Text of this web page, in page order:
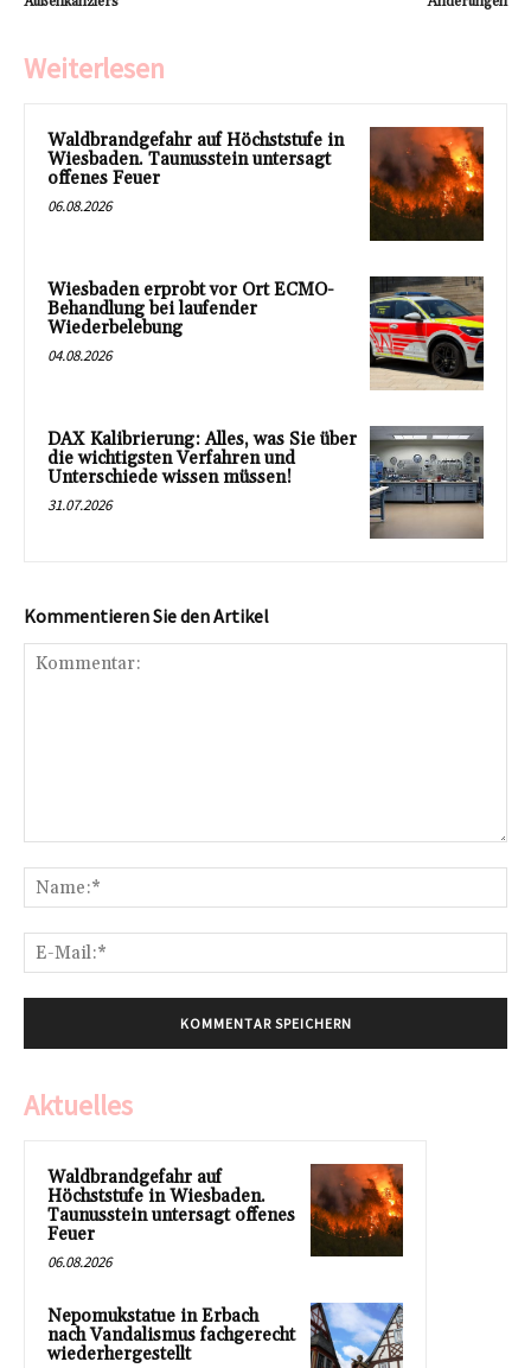
Weiterlesen
Waldbrandgefahr auf Höchststufe in
Wiesbaden. Taunusstein untersagt
offenes Feuer
06.08.2026
Wiesbaden erprobt vor Ort ECMO-
Behandlung bei laufender
Wiederbelebung
04.08.2026
DAX Kalibrierung: Alles, was Sie über
die wichtigsten Verfahren und
Unterschiede wissen müssen!
31.07.2026
Kommentieren Sie den Artikel
Aktuelles
Waldbrandgefahr auf
Höchststufe in Wiesbaden.
Taunusstein untersagt offenes
Feuer
06.08.2026
Nepomukstatue in Erbach
nach Vandalismus fachgerecht
wiederhergestellt